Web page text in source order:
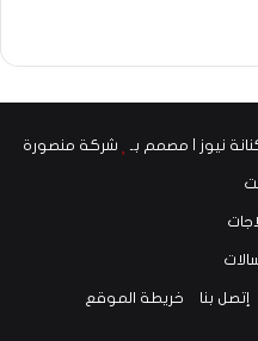
نيوز | مصمم بـ شركة منصورة
إتصل بنا خريطة الموقع